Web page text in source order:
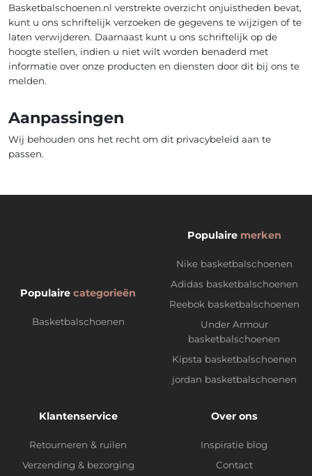
Basketbalschoenen.nl verstrekte overzicht onjuistheden bevat,
kunt u ons schriftelijk verzoeken de gegevens te wijzigen of te
laten verwijderen. Daarnaast kunt u ons schriftelijk op de
hoogte stellen, indien u niet wilt worden benaderd met
informatie over onze producten en diensten door dit bij ons te
melden.
Aanpassingen
Wij behouden ons het recht om dit privacybeleid aan te
passen.
Populaire categorieën
Basketbalschoenen
Populaire merken
Nike basketbalschoenen
Adidas basketbalschoenen
Reebok basketbalschoenen
Under Armour
basketbalschoenen
Kipsta basketbalschoenen
jordan basketbalschoenen
Klantenservice
Retourneren & ruilen
Verzending & bezorging
Over ons
Inspiratie blog
Contact